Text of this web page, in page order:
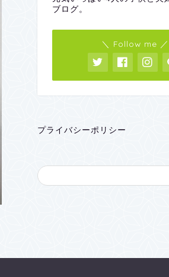
ブログ。
＼ Follow me ／
プライバシーポリシー